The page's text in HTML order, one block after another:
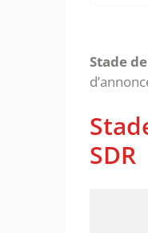
Stade
SDR